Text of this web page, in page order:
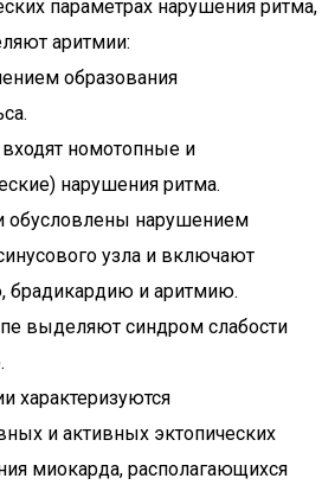
параметрах нарушения ритма,
аритмии:
образования
номотопные и
нарушения ритма.
нарушением
узла и включают
брадикардию и аритмию.
выделяют синдром слабости
характеризуются
и активных эктопических
миокарда, располагающихся